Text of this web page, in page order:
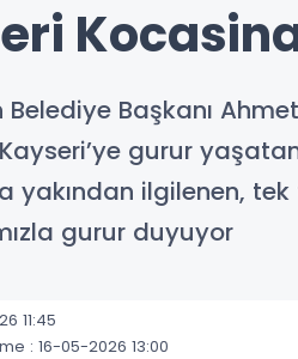
Belediye Başkanı
gurur
yakından ilgilenen,
gurur duyuyor
11:45
: 16-05-2026 13:00